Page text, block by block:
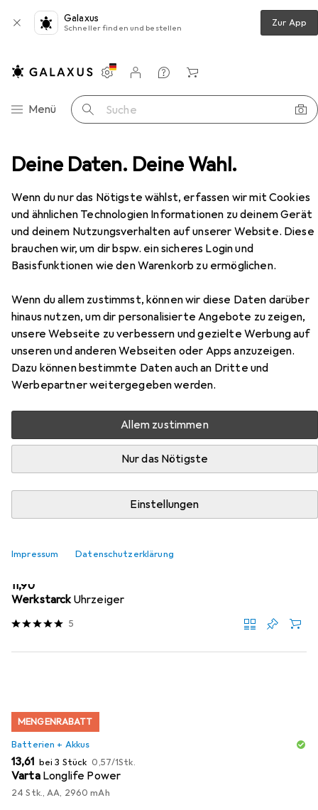
Deine Daten. Deine Wahl.
Wenn du nur das Nötigste wählst, erfassen wir mit Cookies
und ähnlichen Technologien Informationen zu deinem Gerät
und deinem Nutzungsverhalten auf unserer Website. Diese
brauchen wir, um dir bspw. ein sicheres Login und
Basisfunktionen wie den Warenkorb zu ermöglichen.
Wenn du allem zustimmst, können wir diese Daten darüber
hinaus nutzen, um dir personalisierte Angebote zu zeigen,
unsere Webseite zu verbessern und gezielte Werbung auf
unseren und anderen Webseiten oder Apps anzuzeigen.
Dazu können bestimmte Daten auch an Dritte und
Werbepartner weitergegeben werden.
Allem zustimmen
Nur das Nötigste
Einstellungen
Impressum Datenschutzerklärung
Galaxus
Schneller finden und bestellen Zur App
Navigation nach Kategorien
Menü Suche
Einstellungen
Kundenkonto
Vergleichslisten
Merklisten
Warenkorb
Wecker + Uhren Wanduhr Werkstarck Uhrwerk
EUR
16,90
Werkstarck Uhrwerk
Zubehör für Werkstarck Uhrwerk
Hier findest du passendes Zubehör zum Produkt
Werkstarck Uhrwerk aus den Kategorien Wanduhr und
Batterien + Akkus.
EUR
11,90
WerkstarckUhrzeiger
5
MENGENRABATT
Batterien + Akkus
EUR
13,61 bei 3 Stück EUR
0,57/1Stk.
Varta Longlife Power
24 Stk., AA, 2960 mAh